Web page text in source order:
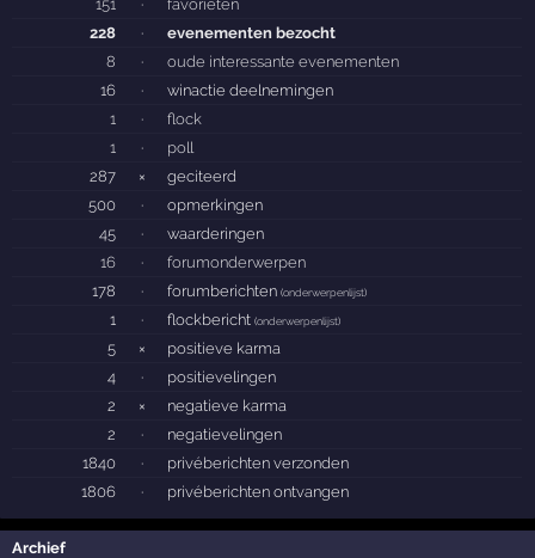
151
·
favorieten
228
·
evenementen bezocht
8
·
oude interessante evenementen
16
·
winactie deelnemingen
1
·
flock
1
·
poll
287
×
geciteerd
500
·
opmerkingen
45
·
waarderingen
16
·
forumonderwerpen
178
· forumberichten(onderwerpenlijst)
1 · flockbericht(onderwerpenlijst)
5 ×
positieve karma
4
·
positievelingen
2
×
negatieve karma
2
·
negatievelingen
1840
·
privéberichten verzonden
1806
· privéberichten ontvangen
Archief